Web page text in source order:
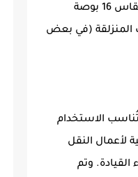
نوع هالوجين مدعومة بإنارة نهارية تُحسّن من الرؤية وتمنحها مظهرًا عصريًا. العجلات بمقاس 16 بوصة
المنزلقة (في بعض
تُناسب الاستخدام
6,100 لتر، ما يجعلها مثالية لأعمال النقل
وتم